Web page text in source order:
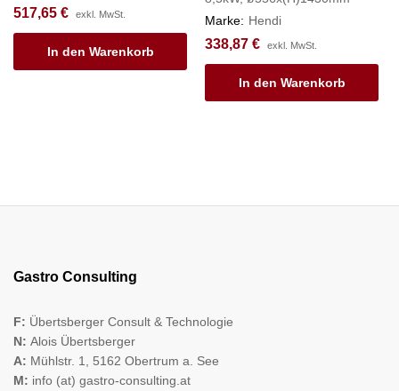
517,65 € exkl. MwSt.
In den Warenkorb
Marke: Hendi
338,87 € exkl. MwSt.
In den Warenkorb
Gastro Consulting
F: Übertsberger Consult & Technologie
N: Alois Übertsberger
A: Mühlstr. 1, 5162 Obertrum a. See
M: info (at) gastro-consulting.at